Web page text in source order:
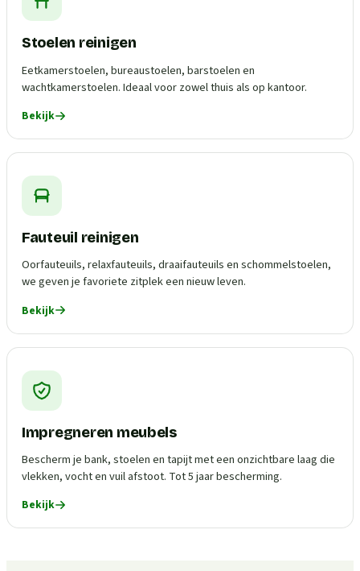
Stoelen reinigen
Eetkamerstoelen, bureaustoelen, barstoelen en
wachtkamerstoelen. Ideaal voor zowel thuis als op kantoor.
Bekijk
Fauteuil reinigen
Oorfauteuils, relaxfauteuils, draaifauteuils en schommelstoelen,
we geven je favoriete zitplek een nieuw leven.
Bekijk
Impregneren meubels
Bescherm je bank, stoelen en tapijt met een onzichtbare laag die
vlekken, vocht en vuil afstoot. Tot 5 jaar bescherming.
Bekijk